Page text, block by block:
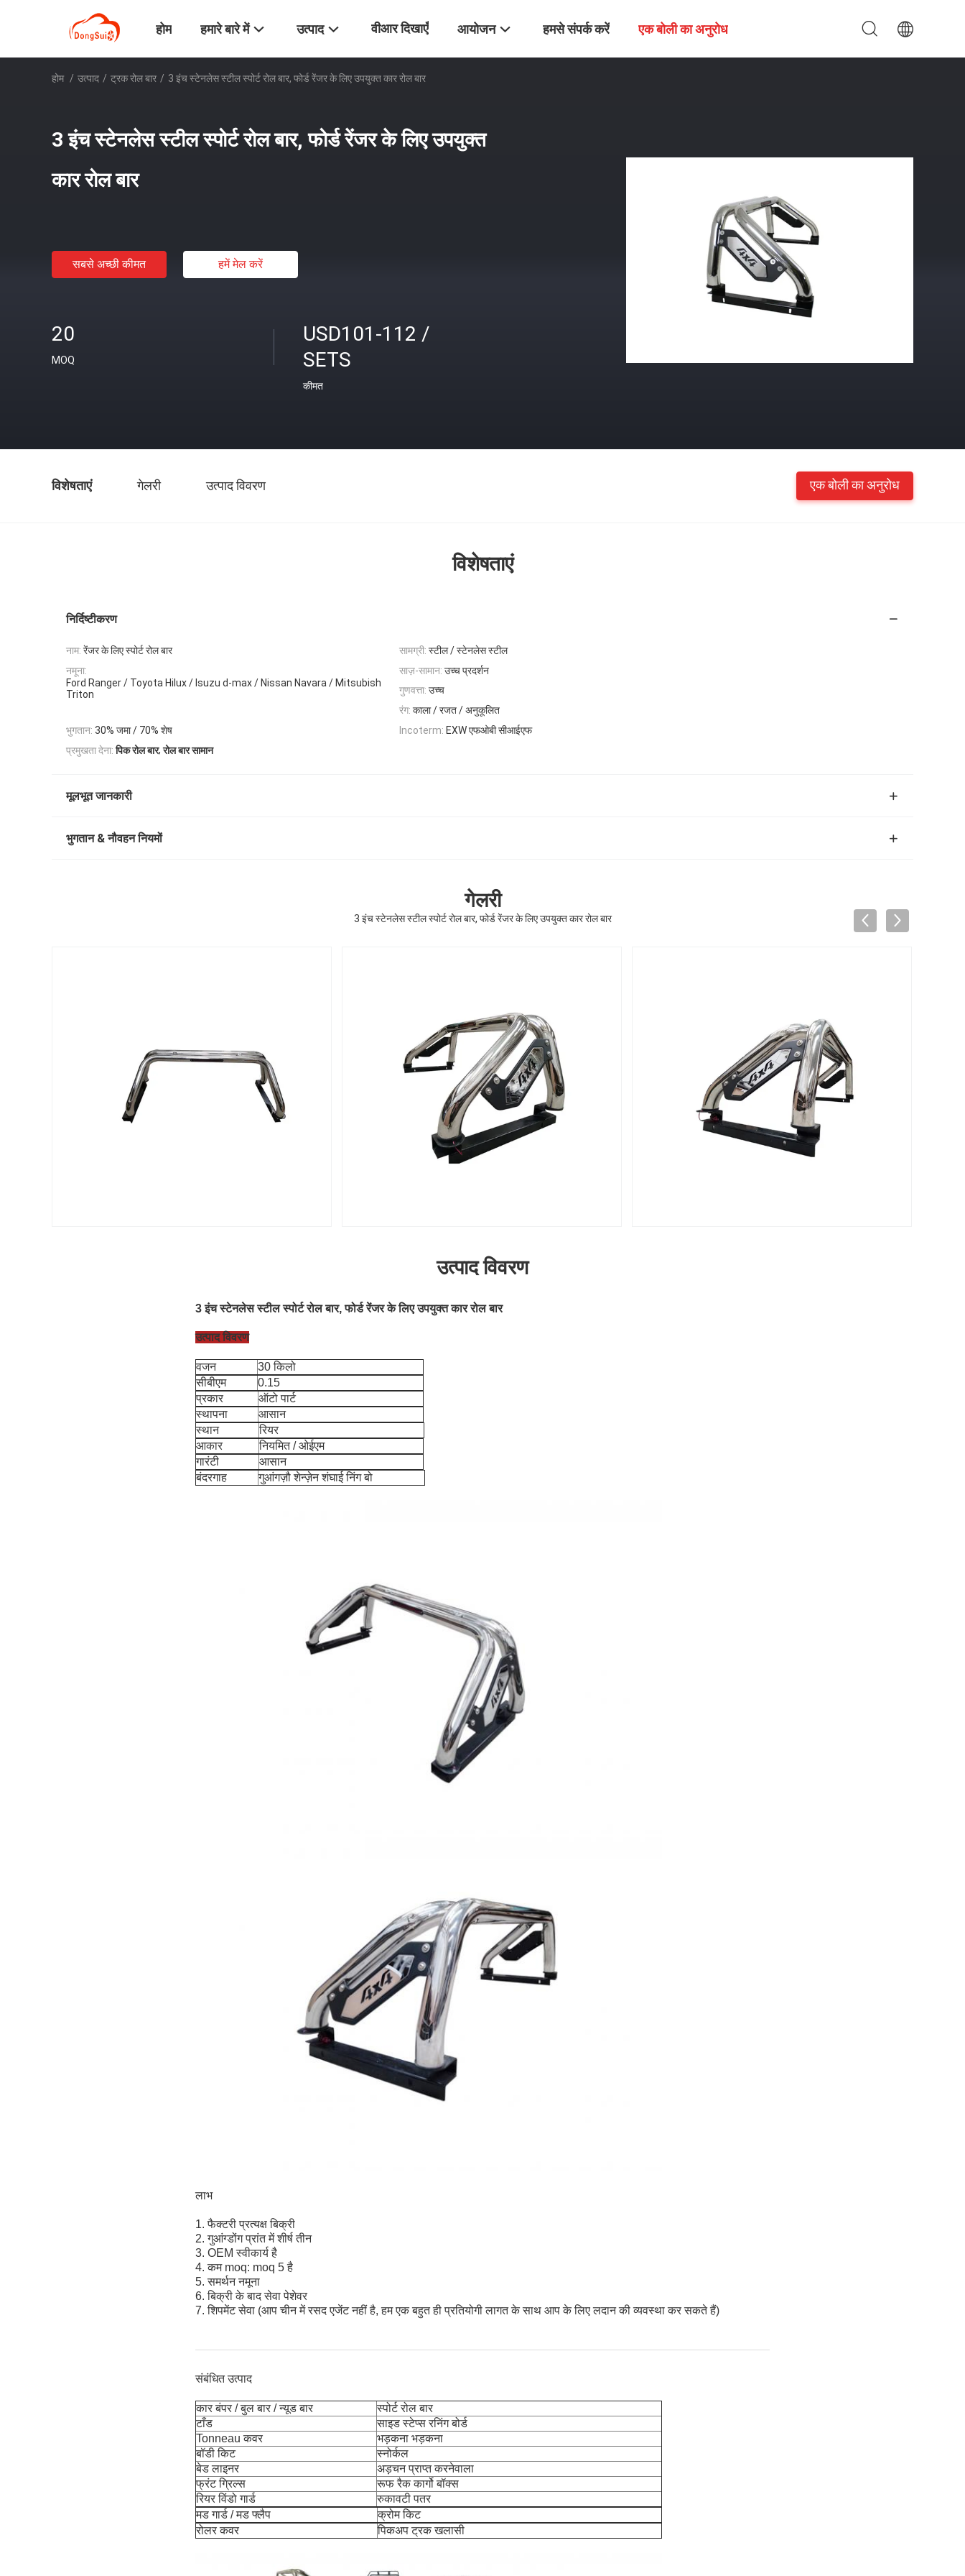
होम हमारे बारे में उत्पाद वीआर दिखाएँ आयोजन हमसे संपर्क करें एक बोली का अनुरोध
होम / उत्पाद / ट्रक रोल बार / 3 इंच स्टेनलेस स्टील स्पोर्ट रोल बार, फोर्ड रेंजर के लिए उपयुक्त कार रोल बार
3 इंच स्टेनलेस स्टील स्पोर्ट रोल बार, फोर्ड रेंजर के लिए उपयुक्त
कार रोल बार
सबसे अच्छी कीमत हमें मेल करें
20
MOQ
USD101-112 /
SETS
कीमत
विशेषताएं गेलरी उत्पाद विवरण एक बोली का अनुरोध
विशेषताएं
निर्दिष्टीकरण
नाम: रेंजर के लिए स्पोर्ट रोल बार सामग्री: स्टील / स्टेनलेस स्टील
नमूना:
Ford Ranger / Toyota Hilux / Isuzu d-max / Nissan Navara / Mitsubish
Triton
साज़-सामान: उच्च प्रदर्शन
गुणवत्ता: उच्च
रंग: काला / रजत / अनुकूलित
भुगतान: 30% जमा / 70% शेष Incoterm: EXW एफओबी सीआईएफ
प्रमुखता देना: पिक रोल बार,रोल बार सामान
मूलभूत जानकारी
भुगतान & नौवहन नियमों
गेलरी
3 इंच स्टेनलेस स्टील स्पोर्ट रोल बार, फोर्ड रेंजर के लिए उपयुक्त कार रोल बार
उत्पाद विवरण
3 इंच स्टेनलेस स्टील स्पोर्ट रोल बार, फोर्ड रेंजर के लिए उपयुक्त कार रोल बार
उत्पाद विवरण
वजन
30 किलो
सीबीएम
0.15
प्रकार
ऑटो पार्ट
स्थापना
आसान
स्थान
रियर
आकार
नियमित / ओईएम
गारंटी
आसान
बंदरगाह
गुआंगज़ौ शेन्ज़ेन शंघाई निंग बो
लाभ
1. फैक्टरी प्रत्यक्ष बिक्री
2. गुआंग्डोंग प्रांत में शीर्ष तीन
3. OEM स्वीकार्य है
4. कम moq: moq 5 है
5. समर्थन नमूना
6. बिक्री के बाद सेवा पेशेवर
7. शिपमेंट सेवा (आप चीन में रसद एजेंट नहीं है, हम एक बहुत ही प्रतियोगी लागत के साथ आप के लिए लदान की व्यवस्था कर सकते हैं)
संबंधित उत्पाद
कार बंपर / बुल बार / न्यूड बार
स्पोर्ट रोल बार
टाँड
साइड स्टेप्स रनिंग बोर्ड
Tonneau कवर
भड़कना भड़कना
बॉडी किट
स्नोर्कल
बेड लाइनर
अड़चन प्राप्त करनेवाला
फ्रंट ग्रिल्स
रूफ रैक कार्गो बॉक्स
रियर विंडो गार्ड
रुकावटी पतर
मड गार्ड / मड फ्लैप
क्रोम किट
रोलर कवर
पिकअप ट्रक खलासी